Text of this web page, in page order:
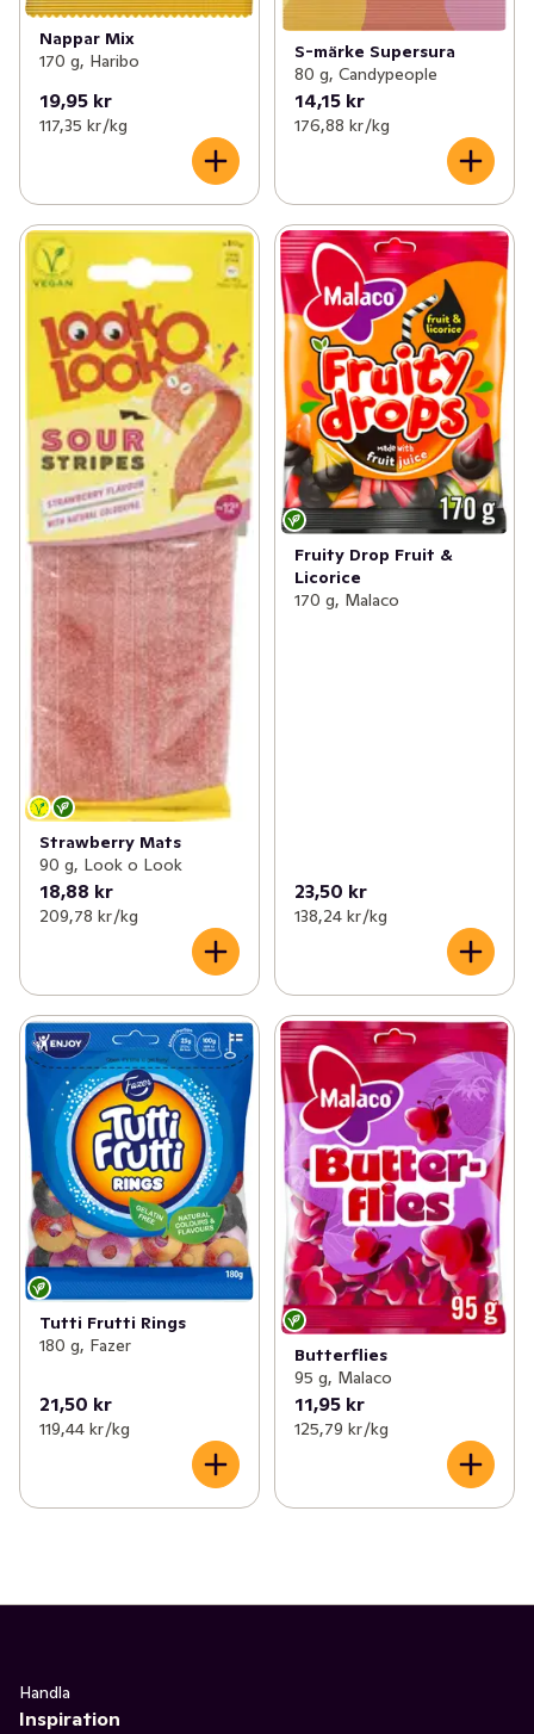
Nappar Mix
170 g, Haribo
19,95 kr
117,35 kr /kg
S-märke Supersura
80 g, Candypeople
14,15 kr
176,88 kr /kg
Strawberry Mats
90 g, Look o Look
18,88 kr
209,78 kr /kg
Fruity Drop Fruit &
Licorice
170 g, Malaco
23,50 kr
138,24 kr /kg
Tutti Frutti Rings
180 g, Fazer
21,50 kr
119,44 kr /kg
Butterflies
95 g, Malaco
11,95 kr
125,79 kr /kg
Handla
Inspiration